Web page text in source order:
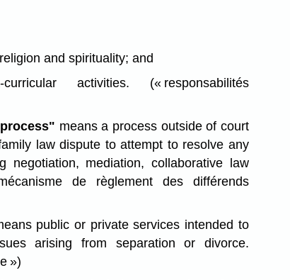
and spirituality; and
curricular activities. (« responsabilités
means a process outside of court
law dispute to attempt to resolve any
negotiation, mediation, collaborative law
de règlement des différends
public or private services intended to
arising from separation or divorce.
»)